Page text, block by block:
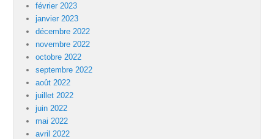
février 2023
janvier 2023
décembre 2022
novembre 2022
octobre 2022
septembre 2022
août 2022
juillet 2022
juin 2022
mai 2022
avril 2022